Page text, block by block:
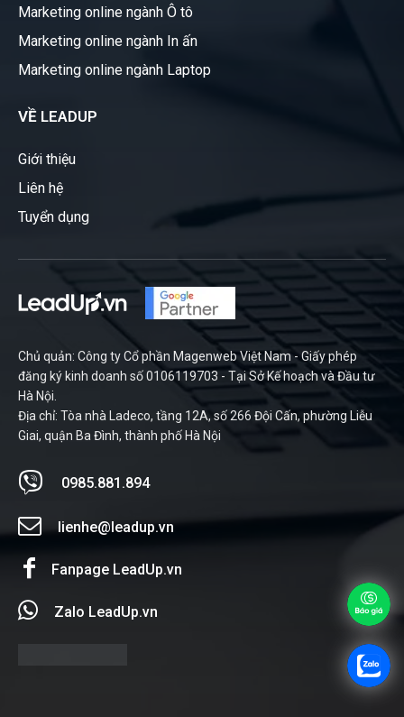
Marketing online ngành Ô tô
Marketing online ngành In ấn
Marketing online ngành Laptop
VỀ LEADUP
Giới thiệu
Liên hệ
Tuyển dụng
Chủ quản: Công ty Cổ phần Magenweb Việt Nam - Giấy phép
đăng ký kinh doanh số 0106119703 - Tại Sở Kế hoạch và Đầu tư
Hà Nội.
Địa chỉ: Tòa nhà Ladeco, tầng 12A, số 266 Đội Cấn, phường Liễu
Giai, quận Ba Đình, thành phố Hà Nội
0985.881.894
lienhe@leadup.vn
Fanpage LeadUp.vn
Zalo LeadUp.vn